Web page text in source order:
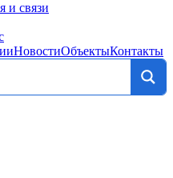
и связи
НовостиОбъектыКонтакты